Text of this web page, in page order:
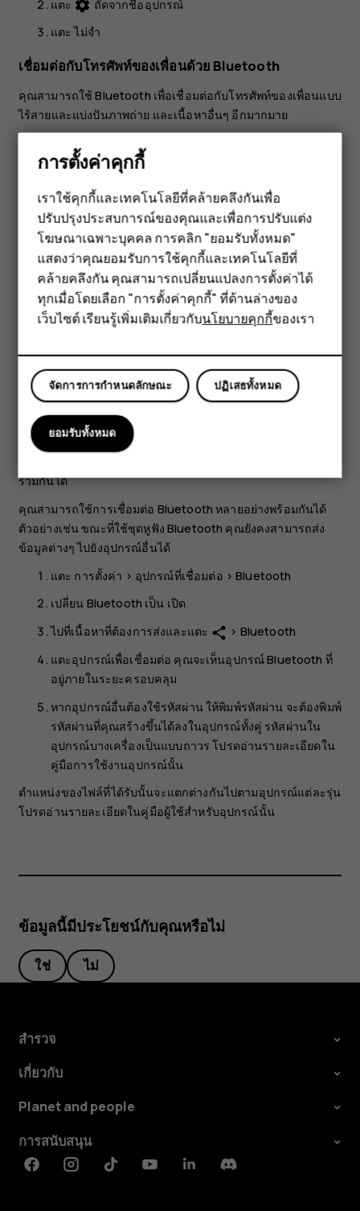
สมาร์ทโฟน
ฟีเจอร์โฟน
อุปกรณ์เสริม
แท็บเล็ต
แตะ settings ถัดจากชื่ออุปกรณ์
แตะไม่จำ
เชื่อมต่อกับโทรศัพท์ของเพื่อนด้วย Bluetooth
คุณสามารถใช้ Bluetooth เพื่อเชื่อมต่อกับโทรศัพท์ของเพื่อนแบบ
ไร้สายและแบ่งปันภาพถ่าย และเนื้อหาอื่นๆ อีกมากมาย
ตรวจสอบให้แน่ใจว่าโทรศัพท์ทั้งสองเครื่องเปิด Bluetooth
ไว้
ตรวจดูให้แน่ใจว่าโทรศัพท์ทั้งสองเครื่องมองเห็นอีกเครื่อง
หนึ่ง คุณต้องอยู่ในมุมมองการตั้งค่า Bluetooth เพื่อให้
โทรศัพท์อีกเครื่องมองเห็นโทรศัพท์ของคุณ
คุณจะเห็นโทรศัพท์ Bluetooth ที่อยู่ภายในระยะครอบคลุม
แตะโทรศัพท์ที่ต้องการเชื่อมต่อ
หากโทรศัพท์อีกเครื่องต้องใช้รหัสผ่าน ให้พิมพ์หรือยอมรับ
รหัสผ่านและแตะจับคู่
จะใช้รหัสผ่านเฉพาะเมื่อคุณเชื่อมต่อกับอุปกรณ์ใดๆ เป็นครั้งแรก
ส่งเนื้อหาโดยใช้ Bluetooth
เมื่อคุณต้องการแบ่งปันเนื้อหาหรือภาพที่คุณถ่ายกับเพื่อน ให้ใช้
ร่วมกันได้
คุณสามารถใช้การเชื่อมต่อ Bluetooth หลายอย่างพร้อมกันได้
ตัวอย่างเช่น ขณะที่ใช้ชุดหูฟัง Bluetooth คุณยังคงสามารถส่ง
ข้อมูลต่างๆ ไปยังอุปกรณ์อื่นได้
แตะ การตั้งค่า > อุปกรณ์ที่เชื่อมต่อ >Bluetooth
เปลี่ยน Bluetooth เป็น เปิด
ไปที่เนื้อหาที่ต้องการส่งและแตะ share > Bluetooth
แตะอุปกรณ์เพื่อเชื่อมต่อ คุณจะเห็นอุปกรณ์ Bluetooth ที่
อยู่ภายในระยะครอบคลุม
หากอุปกรณ์อื่นต้องใช้รหัสผ่าน ให้พิมพ์รหัสผ่าน จะต้องพิมพ์
รหัสผ่านที่คุณสร้างขึ้นได้ลงในอุปกรณ์ทั้งคู่ รหัสผ่านใน
อุปกรณ์บางเครื่องเป็นแบบถาวร โปรดอ่านรายละเอียดใน
คู่มือการใช้งานอุปกรณ์นั้น
ตำแหน่งของไฟล์ที่ได้รับนั้นจะแตกต่างกันไปตามอุปกรณ์แต่ละรุ่น
โปรดอ่านรายละเอียดในคู่มือผู้ใช้สำหรับอุปกรณ์นั้น
ข้อมูลนี้มีประโยชน์กับคุณหรือไม่
ใช่ ไม่
สำรวจ
เกี่ยวกับ
Planet and people
การสนับสนุน
FacebookInstagramTiktokYoutubeLinkedinDiscord
การตั้งค่าคุกกี้
เราใช้คุกกี้และเทคโนโลยีที่คล้ายคลึงกันเพื่อ
ปรับปรุงประสบการณ์ของคุณและเพื่อการปรับแต่ง
โฆษณาเฉพาะบุคคล การคลิก "ยอมรับทั้งหมด"
แสดงว่าคุณยอมรับการใช้คุกกี้และเทคโนโลยีที่
คล้ายคลึงกัน คุณสามารถเปลี่ยนแปลงการตั้งค่าได้
ทุกเมื่อโดยเลือก "การตั้งค่าคุกกี้" ที่ด้านล่างของ
เว็บไซต์ เรียนรู้เพิ่มเติมเกี่ยวกับนโยบายคุกกี้ของเรา
ปฏิเสธทั้งหมด
จัดการการกำหนดลักษณะ
ยอมรับทั้งหมด